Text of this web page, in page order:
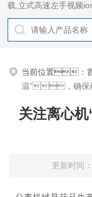
载,立式高速左手视频
当前位置：
温”，确保
关注离心机“
更新时间